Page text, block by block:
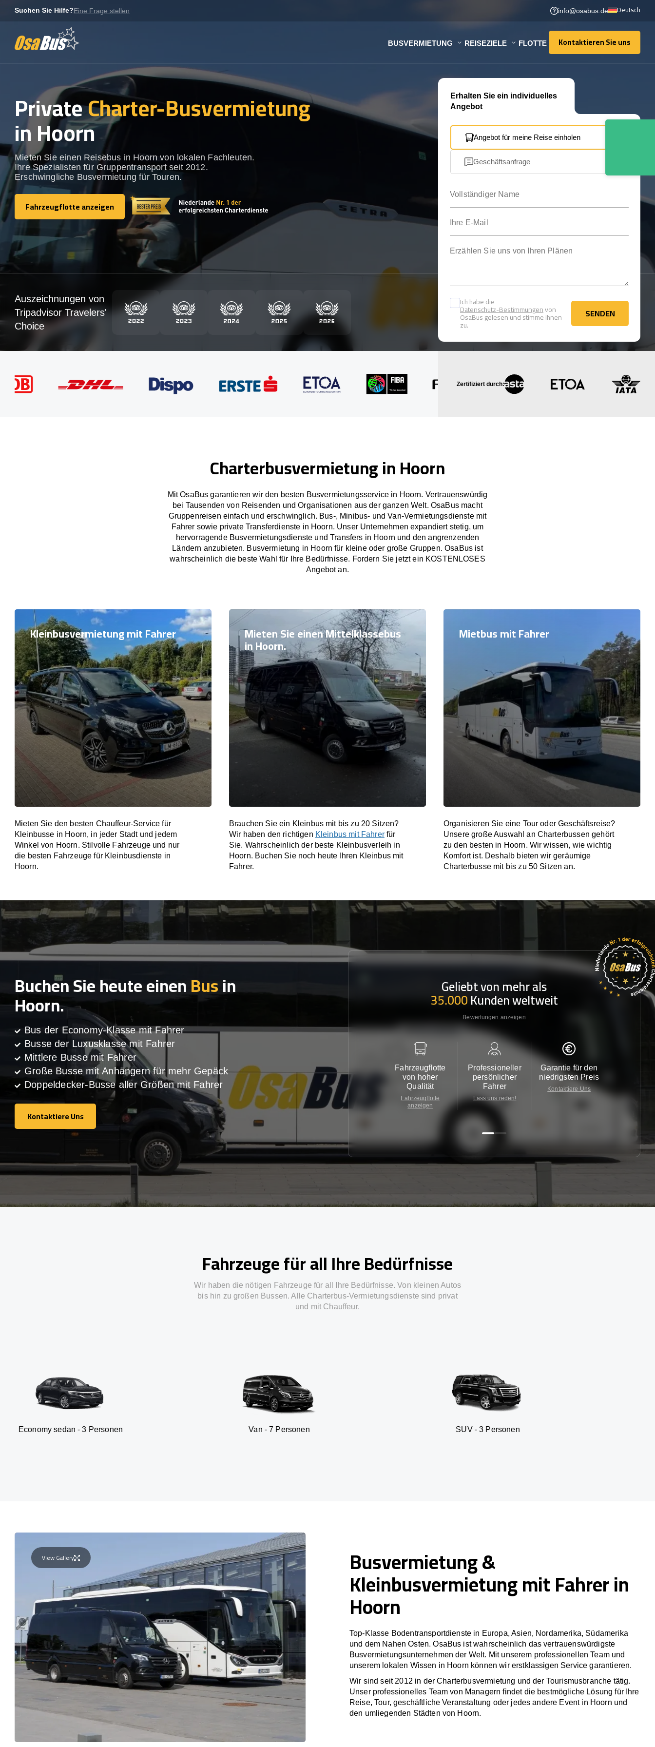
Suchen Sie Hilfe?Eine Frage stellen info@osabus.de Deutsch
BUSVERMIETUNG REISEZIELE FLOTTE Kontaktieren Sie uns
Kontaktieren Sie uns
PrivateCharter-Busvermietung
in Hoorn
Mieten Sie einen Reisebus in Hoorn von lokalen Fachleuten.
Ihre Spezialisten für Gruppentransport seit 2012.
Erschwingliche Busvermietung für Touren.
Fahrzeugflotte anzeigen
Fahrzeugflotte anzeigen
Erhalten Sie ein individuelles
Angebot
Angebot für meine Reise einholen
Geschäftsanfrage
Ich habe die
Datenschutz-Bestimmungenvon
OsaBus gelesen und stimme ihnen
zu.
SENDEN
SENDEN
Auszeichnungen von
Tripadvisor Travelers'
Choice
Zertifiziert durch:
Charterbusvermietung in Hoorn
Mit OsaBus garantieren wir den besten Busvermietungsservice in Hoorn. Vertrauenswürdig
bei Tausenden von Reisenden und Organisationen aus der ganzen Welt. OsaBus macht
Gruppenreisen einfach und erschwinglich. Bus-, Minibus- und Van-Vermietungsdienste mit
Fahrer sowie private Transferdienste in Hoorn. Unser Unternehmen expandiert stetig, um
hervorragende Busvermietungsdienste und Transfers in Hoorn und den angrenzenden
Ländern anzubieten. Busvermietung in Hoorn für kleine oder große Gruppen. OsaBus ist
wahrscheinlich die beste Wahl für Ihre Bedürfnisse. Fordern Sie jetzt ein KOSTENLOSES
Angebot an.
Kleinbusvermietung mit Fahrer
Mieten Sie den besten Chauffeur-Service für
Kleinbusse in Hoorn, in jeder Stadt und jedem
Winkel von Hoorn. Stilvolle Fahrzeuge und nur
die besten Fahrzeuge für Kleinbusdienste in
Hoorn.
Mieten Sie einen Mittelklassebus
in Hoorn.
Brauchen Sie ein Kleinbus mit bis zu 20 Sitzen?
Wir haben den richtigen Kleinbus mit Fahrerfür
Sie. Wahrscheinlich der beste Kleinbusverleih in
Hoorn. Buchen Sie noch heute Ihren Kleinbus mit
Fahrer.
Mietbus mit Fahrer
Organisieren Sie eine Tour oder Geschäftsreise?
Unsere große Auswahl an Charterbussen gehört
zu den besten in Hoorn. Wir wissen, wie wichtig
Komfort ist. Deshalb bieten wir geräumige
Charterbusse mit bis zu 50 Sitzen an.
Buchen Sie heute einenBusin
Hoorn.
Bus der Economy-Klasse mit Fahrer
Busse der Luxusklasse mit Fahrer
Mittlere Busse mit Fahrer
Große Busse mit Anhängern für mehr Gepäck
Doppeldecker-Busse aller Größen mit Fahrer
Kontaktiere Uns
Kontaktiere Uns
Geliebt von mehr als
35.000Kunden weltweit
Bewertungen anzeigen
Fahrzeugflotte
von hoher
Qualität
Fahrzeugflotte
anzeigen
Professioneller
persönlicher
Fahrer
Lass uns reden!
Garantie für den
niedrigsten Preis
Kontaktiere Uns
Fahrzeuge für all Ihre Bedürfnisse
Wir haben die nötigen Fahrzeuge für all Ihre Bedürfnisse. Von kleinen Autos
bis hin zu großen Bussen. Alle Charterbus-Vermietungsdienste sind privat
und mit Chauffeur.
sedan - 3 Personen Van - 7 Personen SUV - 3 Personen
View Gallery Busvermietung &
Kleinbusvermietung mit Fahrer in
Hoorn
Top-Klasse Bodentransportdienste in Europa, Asien, Nordamerika, Südamerika
und dem Nahen Osten. OsaBus ist wahrscheinlich das vertrauenswürdigste
Busvermietungsunternehmen der Welt. Mit unserem professionellen Team und
unserem lokalen Wissen in Hoorn können wir erstklassigen Service garantieren.
Wir sind seit 2012 in der Charterbusvermietung und der Tourismusbranche tätig.
Unser professionelles Team von Managern findet die bestmögliche Lösung für Ihre
Reise, Tour, geschäftliche Veranstaltung oder jedes andere Event in Hoorn und
den umliegenden Städten von Hoorn.